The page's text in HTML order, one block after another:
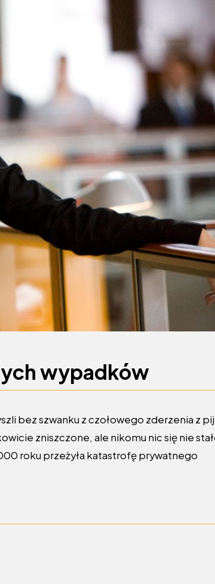
wypadków
bez szwanku z czołowego zderzenia z
zniszczone, ale nikomu nic się nie
roku przeżyła katastrofę prywatnego